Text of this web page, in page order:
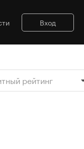
Вход
рейтинг